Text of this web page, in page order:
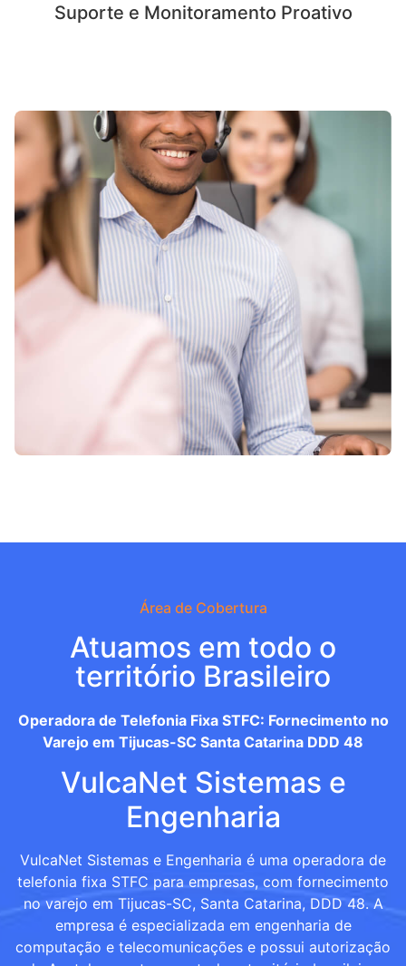
Suporte e Monitoramento Proativo
Área de Cobertura
Atuamos em todo o
território Brasileiro
Operadora de Telefonia Fixa STFC: Fornecimento no
Varejo em Tijucas-SC Santa Catarina DDD 48
VulcaNet Sistemas e
Engenharia
VulcaNet Sistemas e Engenharia é uma operadora de
telefonia fixa STFC para empresas, com fornecimento
no varejo em Tijucas-SC, Santa Catarina, DDD 48. A
empresa é especializada em engenharia de
computação e telecomunicações e possui autorização